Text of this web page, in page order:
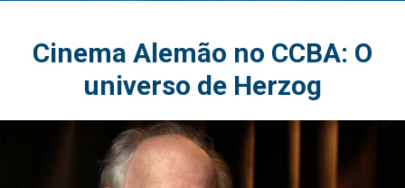
Cinema Alemão no CCBA: O
universo de Herzog